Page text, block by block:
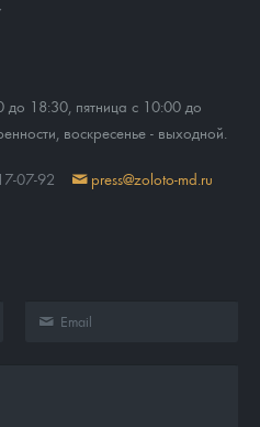
до 18:30, пятница с 10:00 до
воскресенье - выходной.
07-92 press@zoloto-md.ru